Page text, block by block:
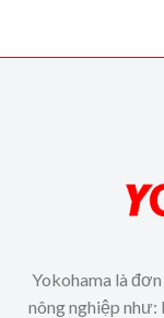
Yokohama là
nông nghiệp như: